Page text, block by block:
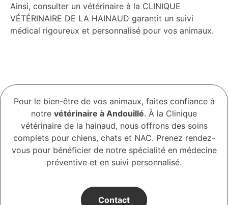
Ainsi, consulter un vétérinaire à la CLINIQUE
VÉTÉRINAIRE DE LA HAINAUD garantit un suivi
médical rigoureux et personnalisé pour vos animaux.
Pour le bien-être de vos animaux, faites confiance à
notre vétérinaire à Andouillé. À la Clinique
vétérinaire de la hainaud, nous offrons des soins
complets pour chiens, chats et NAC. Prenez rendez-
vous pour bénéficier de notre spécialité en médecine
préventive et en suivi personnalisé.
Contact